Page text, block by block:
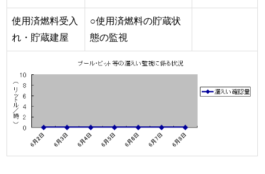
使用済燃料受入
れ・貯蔵建屋
○使用済燃料の貯蔵状
態の監視